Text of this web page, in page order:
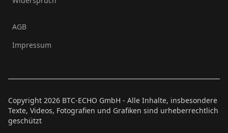
AGB
Impressum
Copyright 2026 BTC-ECHO GmbH - Alle Inhalte, insbesondere
Texte, Videos, Fotografien und Grafiken sind urheberrechtlich
geschützt